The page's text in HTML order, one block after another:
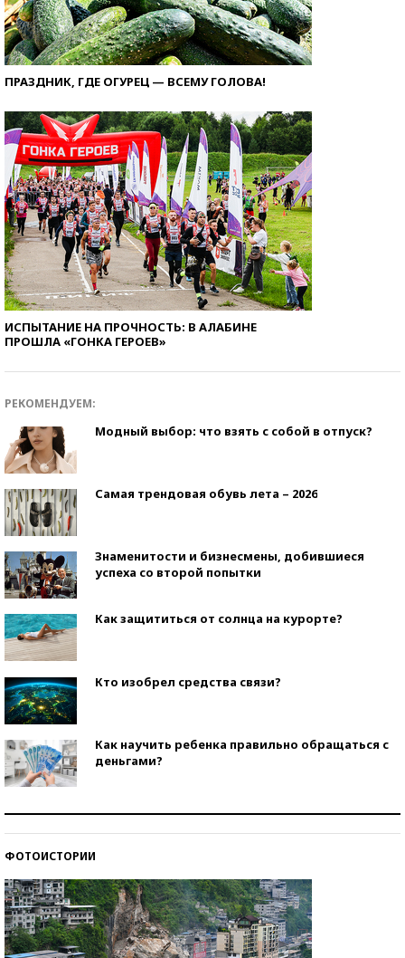
ПРАЗДНИК, ГДЕ ОГУРЕЦ — ВСЕМУ ГОЛОВА!
ИСПЫТАНИЕ НА ПРОЧНОСТЬ: В АЛАБИНЕ
ПРОШЛА «ГОНКА ГЕРОЕВ»
РЕКОМЕНДУЕМ:
Модный выбор: что взять с собой в отпуск?
Самая трендовая обувь лета – 2026
Знаменитости и бизнесмены, добившиеся
успеха со второй попытки
Как защититься от солнца на курорте?
Кто изобрел средства связи?
Как научить ребенка правильно обращаться с
деньгами?
ФОТОИСТОРИИ